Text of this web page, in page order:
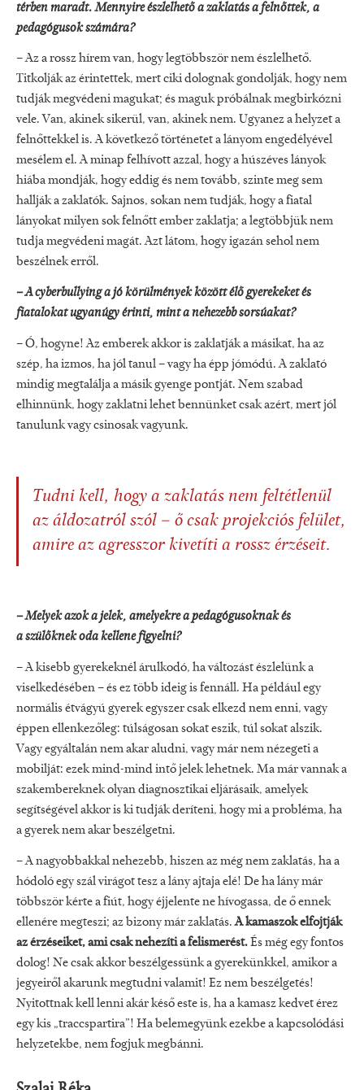
térben maradt. Mennyire észlelhető a zaklatás a felnőttek, a
pedagógusok számára?
– Az a rossz hírem van, hogy legtöbbször nem észlelhető.
Titkolják az érintettek, mert ciki dolognak gondolják, hogy nem
tudják megvédeni magukat; és maguk próbálnak megbirkózni
vele. Van, akinek sikerül, van, akinek nem. Ugyanez a helyzet a
felnőttekkel is. A következő történetet a lányom engedélyével
mesélem el. A minap felhívott azzal, hogy a húszéves lányok
hiába mondják, hogy eddig és nem tovább, szinte meg sem
hallják a zaklatók. Sajnos, sokan nem tudják, hogy a fiatal
lányokat milyen sok felnőtt ember zaklatja; a legtöbbjük nem
tudja megvédeni magát. Azt látom, hogy igazán sehol nem
beszélnek erről.
–A cyberbullying a jó körülmények között élő gyerekeket és
fiatalokat ugyanúgy érinti, mint a nehezebb sorsúakat?
– Ó, hogyne! Az emberek akkor is zaklatják a másikat, ha az
szép, ha izmos, ha jól tanul – vagy ha épp jómódú. A zaklató
mindig megtalálja a másik gyenge pontját. Nem szabad
elhinnünk, hogy zaklatni lehet bennünket csak azért, mert jól
tanulunk vagy csinosak vagyunk.
Tudni kell, hogy a zaklatás nem feltétlenül
az áldozatról szól – ő csak projekciós felület,
amire az agresszor kivetíti a rossz érzéseit.
–Melyek azok a jelek, amelyekre a pedagógusoknak és
a szülőknek oda kellene figyelni?
– A kisebb gyerekeknél árulkodó, ha változást észlelünk a
viselkedésében – és ez több ideig is fennáll. Ha például egy
normális étvágyú gyerek egyszer csak elkezd nem enni, vagy
éppen ellenkezőleg: túlságosan sokat eszik, túl sokat alszik.
Vagy egyáltalán nem akar aludni, vagy már nem nézegeti a
mobilját: ezek mind-mind intő jelek lehetnek. Ma már vannak a
szakembereknek olyan diagnosztikai eljárásaik, amelyek
segítségével akkor is ki tudják deríteni, hogy mi a probléma, ha
a gyerek nem akar beszélgetni.
– A nagyobbakkal nehezebb, hiszen az még nem zaklatás, ha a
hódoló egy szál virágot tesz a lány ajtaja elé! De ha lány már
többször kérte a fiút, hogy éjjelente ne hívogassa, de ő ennek
ellenére megteszi; az bizony már zaklatás.A kamaszok elfojtják
az érzéseiket, ami csak nehezíti a felismerést.És még egy fontos
dolog! Ne csak akkor beszélgessünk a gyerekünkkel, amikor a
jegyeiről akarunk megtudni valamit! Ez nem beszélgetés!
Nyitottnak kell lenni akár késő este is, ha a kamasz kedvet érez
egy kis „traccspartira”! Ha belemegyünk ezekbe a kapcsolódási
helyzetekbe, nem fogjuk megbánni.